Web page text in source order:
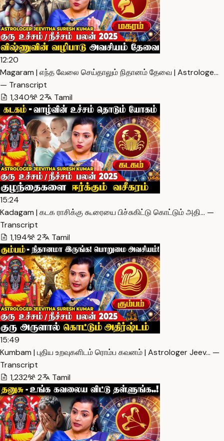
12:20
Magaram | எந்த வேலை செய்தாலும் நிதானம் தேவை | Astrologe…
— Transcript
1,340
2 Tamil
15:24
Kadagam | கடக ராசிக்கு கூரையை பிச்சுகிட்டு கொட்டும் அதி… —
Transcript
1,194
2 Tamil
15:49
Kumbam | புதிய உறவுகளிடம் ரொம்ப கவனம் | Astrologer Jeev… —
Transcript
1,232
2 Tamil